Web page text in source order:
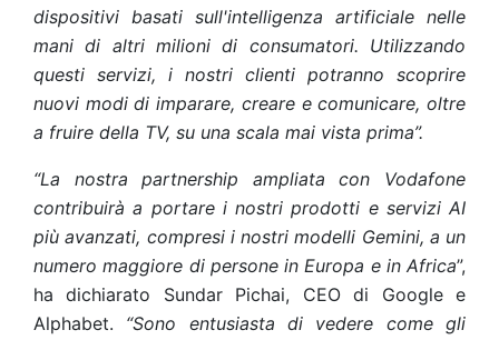
dispositivi basati sull'intelligenza artificiale nelle
mani di altri milioni di consumatori. Utilizzando
questi servizi, i nostri clienti potranno scoprire
nuovi modi di imparare, creare e comunicare, oltre
a fruire della TV, su una scala mai vista prima”.
“La nostra partnership ampliata con Vodafone
contribuirà a portare i nostri prodotti e servizi AI
più avanzati, compresi i nostri modelli Gemini, a un
numero maggiore di persone in Europa e in Africa”,
ha dichiarato Sundar Pichai, CEO di Google e
Alphabet. “Sono entusiasta di vedere come gli